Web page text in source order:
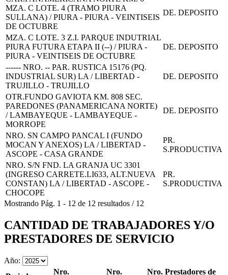
MZA. C LOTE. 4 (TRAMO PIURA
SULLANA) / PIURA - PIURA - VEINTISEIS
DE OCTUBRE
DE. DEPOSITO
MZA. C LOTE. 3 Z.I. PARQUE INDUTRIAL
PIURA FUTURA ETAPA II (--) / PIURA -
PIURA - VEINTISEIS DE OCTUBRE
DE. DEPOSITO
------ NRO. -- PAR. RUSTICA 15176 (PQ.
INDUSTRIAL SUR) LA / LIBERTAD -
TRUJILLO - TRUJILLO
DE. DEPOSITO
OTR.FUNDO GAVIOTA KM. 808 SEC.
PAREDONES (PANAMERICANA NORTE)
/ LAMBAYEQUE - LAMBAYEQUE -
MORROPE
DE. DEPOSITO
NRO. SN CAMPO PANCAL I (FUNDO
MOCAN Y ANEXOS) LA / LIBERTAD -
ASCOPE - CASA GRANDE
PR.
S.PRODUCTIVA
NRO. S/N FND. LA GRANJA UC 3301
(INGRESO CARRETE.LI633, ALT.NUEVA
CONSTAN) LA / LIBERTAD - ASCOPE -
CHOCOPE
PR.
S.PRODUCTIVA
Mostrando Pág. 1 - 12 de 12 resultados / 12
CANTIDAD DE TRABAJADORES Y/O
PRESTADORES DE SERVICIO
Año:
Nro.
Nro.
Nro. Prestadores de